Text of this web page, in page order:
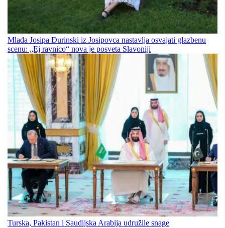
Mlada Josipa Đurinski iz Josipovca nastavlja osvajati glazbenu
scenu: „Ej ravnico“ nova je posveta Slavoniji
Turska, Pakistan i Saudijska Arabija udružile snage